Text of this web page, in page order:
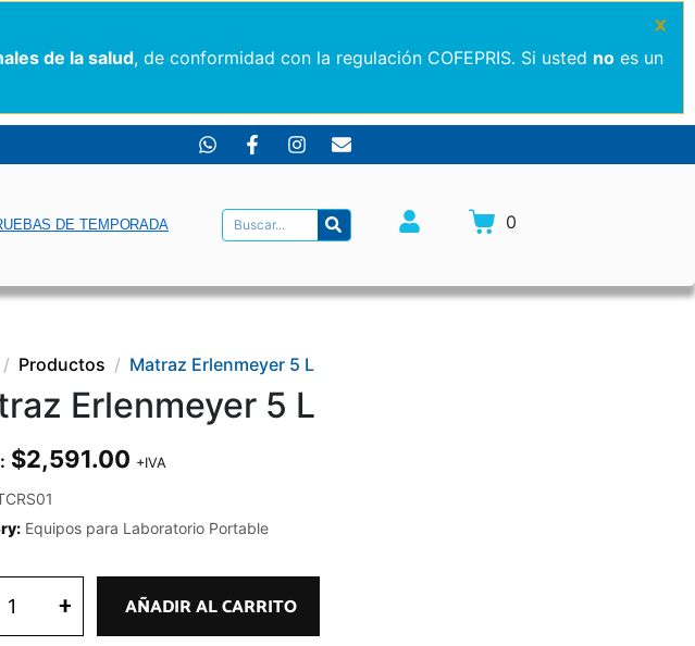
de la salud, de conformidad con la regulación COFEPRIS. Si usted no es un
×
DE TEMPORADA 0
Productos Matraz Erlenmeyer 5 L
Erlenmeyer 5 L
$2,591.00 +IVA
Equipos para Laboratorio Portable
+ AÑADIR AL CARRITO